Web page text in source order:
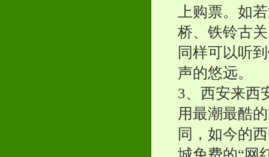
上购票。如
桥、铁铃古
同样可以听
声的悠远。
3、西安来西
用最潮最酷
同，如今的